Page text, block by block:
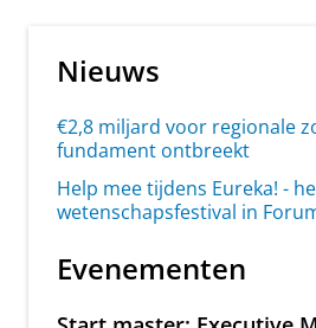
Nieuws
€2,8 miljard voor regionale
fundament ontbreekt
Help mee tijdens Eureka! -
wetenschapsfestival in
Evenementen